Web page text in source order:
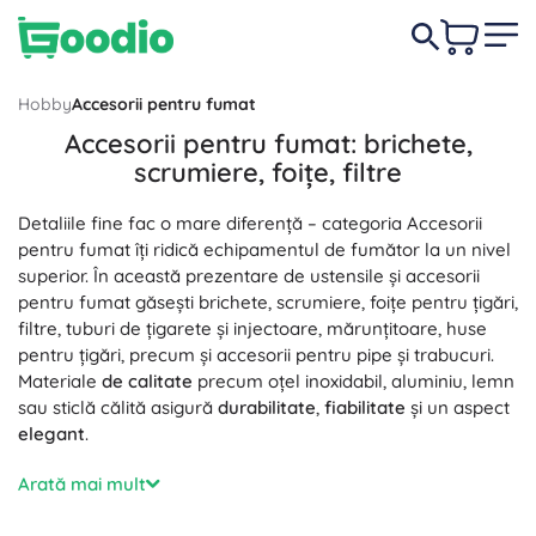
HobbyAccesorii pentru fumat
Accesorii pentru fumat: brichete,
scrumiere, foițe, filtre
Detaliile fine fac o mare diferență – categoria Accesorii
pentru fumat îți ridică echipamentul de fumător la un nivel
superior. În această prezentare de ustensile și accesorii
pentru fumat găsești brichete, scrumiere, foițe pentru țigări,
filtre, tuburi de țigarete și injectoare, mărunțitoare, huse
pentru țigări, precum și accesorii pentru pipe și trabucuri.
Materiale de calitate precum oțel inoxidabil, aluminiu, lemn
sau sticlă călită asigură durabilitate, fiabilitate și un aspect
elegant.
Pentru aprindere precisă poți alege brichete pe gaz
reîncărcabile, pe benzină sau electrice, inclusiv modele
Arată mai mult